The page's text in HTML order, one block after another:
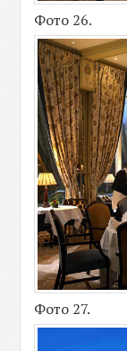
Фото 26.
Фото 27.